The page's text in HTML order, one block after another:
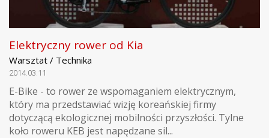
Elektryczny rower od Kia
Warsztat / Technika
2014.03.11
E-Bike - to rower ze wspomaganiem elektrycznym,
który ma przedstawiać wizję koreańskiej firmy
dotyczącą ekologicznej mobilności przyszłości. Tylne
koło roweru KEB jest napędzane sil...